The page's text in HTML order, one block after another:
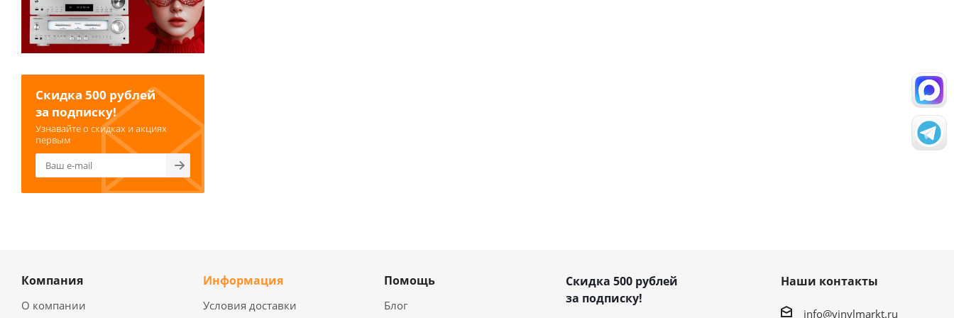
Скидка 500 рублей
за подписку!
Узнавайте о скидках и акциях
первым
Компания
О компании
Информация
Условия доставки
Помощь
Блог
Скидка 500 рублей
за подписку!
Наши контакты
info@vinylmarkt.ru